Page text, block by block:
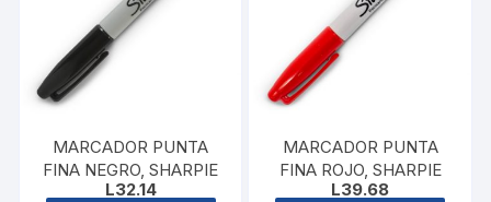
MARCADOR PUNTA
FINA NEGRO, SHARPIE
L32.14
MARCADOR PUNTA
FINA ROJO, SHARPIE
L39.68